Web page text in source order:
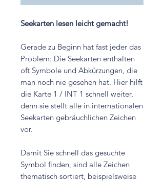
Seekarten lesen leicht gemacht!
Gerade zu Beginn hat fast jeder das
Problem: Die Seekarten enthalten
oft Symbole und Abkürzungen, die
man noch nie gesehen hat. Hier hilft
die Karte 1 / INT 1 schnell weiter,
denn sie stellt alle in internationalen
Seekarten gebräuchlichen Zeichen
vor.
Damit Sie schnell das gesuchte
Symbol finden, sind alle Zeichen
thematisch sortiert, beispielsweise